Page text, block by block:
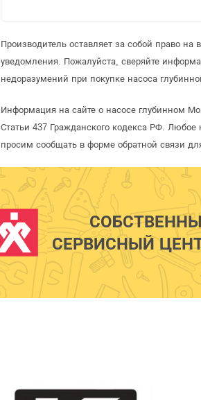
Производитель оставляет за собой право
уведомления. Пожалуйста, сверяйте
недоразумений при покупке насоса
Информация на сайте о насосе глубинном
Статьи 437 Гражданского кодекса РФ. Любое
просим сообщать в форме обратной связи
СЕРВИСНЫЙ